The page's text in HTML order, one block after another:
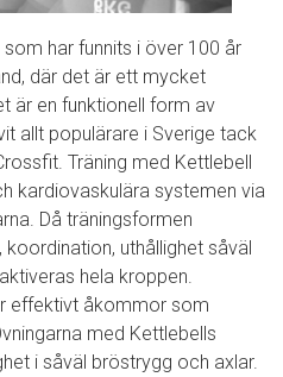
har funnits i över 100 år
där det är ett mycket
är en funktionell form av
allt populärare i Sverige tack
Träning med Kettlebell
kardiovaskulära systemen via
Då träningsformen
uthållighet såväl
hela kroppen.
effektivt åkommor som
med Kettlebells
i såväl bröstrygg och axlar.